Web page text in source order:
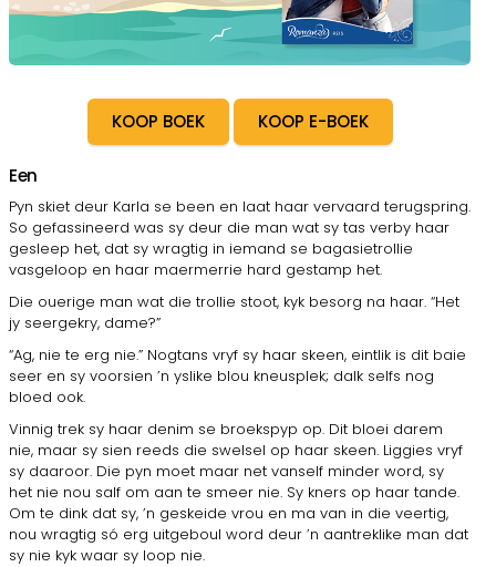
KOOP BOEK KOOP E-BOEK
Een
Pyn skiet deur Karla se been en laat haar vervaard terugspring.
So gefassineerd was sy deur die man wat sy tas verby haar
gesleep het, dat sy wragtig in iemand se bagasietrollie
vasgeloop en haar maermerrie hard gestamp het.
Die ouerige man wat die trollie stoot, kyk besorg na haar. “Het
jy seergekry, dame?”
“Ag, nie te erg nie.” Nogtans vryf sy haar skeen, eintlik is dit baie
seer en sy voorsien ’n yslike blou kneusplek; dalk selfs nog
bloed ook.
Vinnig trek sy haar denim se broekspyp op. Dit bloei darem
nie, maar sy sien reeds die swelsel op haar skeen. Liggies vryf
sy daaroor. Die pyn moet maar net vanself minder word, sy
het nie nou salf om aan te smeer nie. Sy kners op haar tande.
Om te dink dat sy, ’n geskeide vrou en ma van in die veertig,
nou wragtig só erg uitgeboul word deur ’n aantrek­like man dat
sy nie kyk waar sy loop nie.